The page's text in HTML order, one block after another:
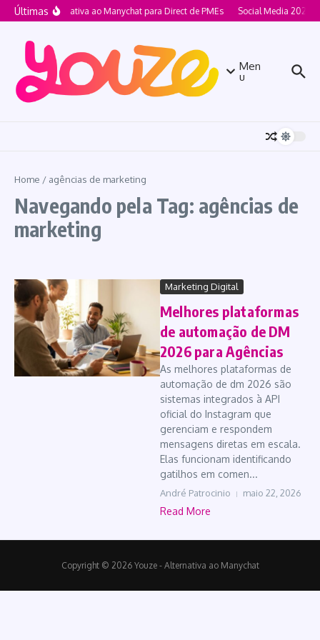
Ir para o conteúdo
ÚltimasAlternativa ao Manychat para Direct de PMEs Social Media 2026
Men
u
Home / agências de marketing
Navegando pela Tag: agências de
marketing
Marketing Digital
Melhores plataformas
de automação de DM
2026 para Agências
As melhores plataformas de
automação de dm 2026 são
sistemas integrados à API
oficial do Instagram que
gerenciam e respondem
mensagens diretas em escala.
Elas funcionam identificando
gatilhos em comen...
André Patrocinio maio 22, 2026
Read More
Copyright © 2026 Youze - Alternativa ao Manychat